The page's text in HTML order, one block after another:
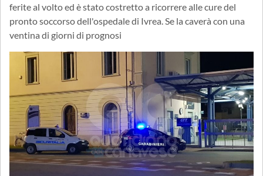
ferite al volto ed è stato costretto a ricorrere alle cure del
pronto soccorso dell'ospedale di Ivrea. Se la caverà con una
ventina di giorni di prognosi